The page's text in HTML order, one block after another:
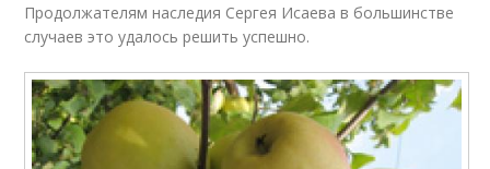
Продолжателям наследия Сергея Исаева в большинстве
случаев это удалось решить успешно.